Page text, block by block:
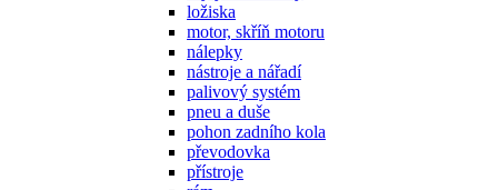
ložiska
motor, skříň motoru
nálepky
nástroje a nářadí
palivový systém
pneu a duše
pohon zadního kola
převodovka
přístroje